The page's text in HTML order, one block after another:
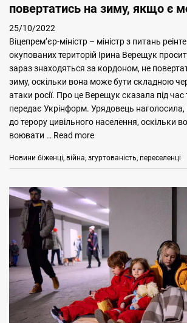
повертатись на зиму, якщо є
25/10/2022
Віцепрем’єр-міністр – міністр з питань
окупованих територій Ірина Верещук
зараз знаходяться за кордоном, не
зиму, оскільки вона може бути складною
атаки росії. Про це Верещук сказала під
передає Укрінформ. Урядовець
до терору цивільного населення, оскільки
воювати … Read more
Categories
Новини Tags
біженці, війна, згуртованість, переселенці